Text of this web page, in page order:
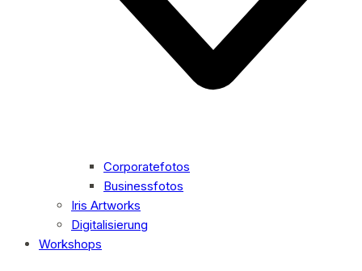
Corporatefotos
Businessfotos
Iris Artworks
Digitalisierung
Workshops